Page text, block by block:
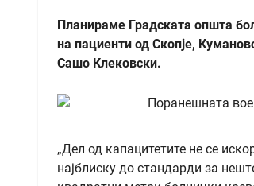
Планираме Градската општа
на пациенти од Скопје,
Сашо Клековски.
„Дел од капацитетите не се
најблиску до стандарди за